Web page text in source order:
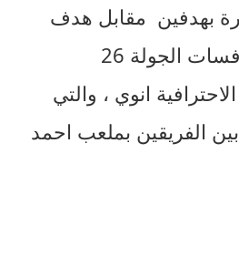
بهدفين مقابل هدف
الجولة
الاحترافية انوي ، والتي
بين الفريقين بملعب احمد